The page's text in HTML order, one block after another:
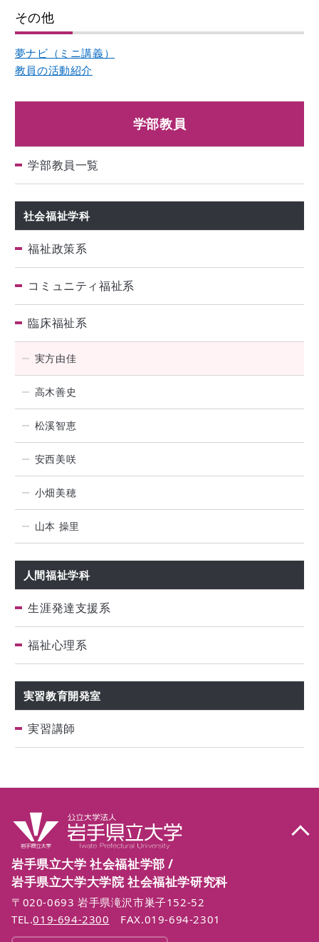
その他
夢ナビ（ミニ講義）
教員の活動紹介
学部教員
学部教員一覧
社会福祉学科
福祉政策系
コミュニティ福祉系
臨床福祉系
実方由佳
高木善史
松溪智恵
安西美咲
小畑美穂
山本 操里
人間福祉学科
生涯発達支援系
福祉心理系
実習教育開発室
実習講師
岩手県立大学 社会福祉学部 /
岩手県立大学大学院 社会福祉学研究科
〒020-0693 岩手県滝沢市巣子152-52
TEL.019-694-2300 FAX.019-694-2301